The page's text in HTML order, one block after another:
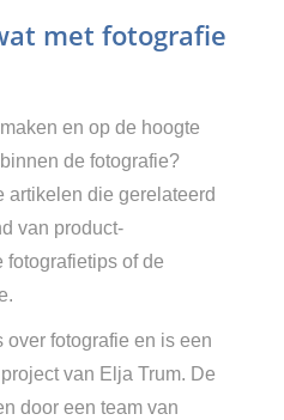
met fotografie
en op de hoogte
de fotografie?
artikelen die gerelateerd
van product-
of de
over fotografie en is een
van Elja Trum. De
door een team van